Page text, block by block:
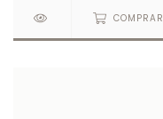
COMPRAR